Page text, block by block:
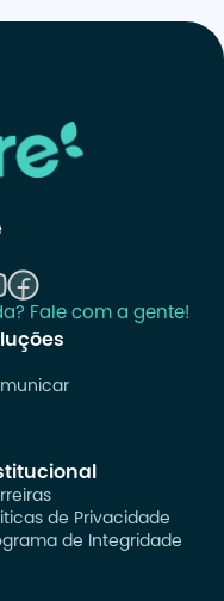
Fale com a gente!
de Privacidade
de Integridade